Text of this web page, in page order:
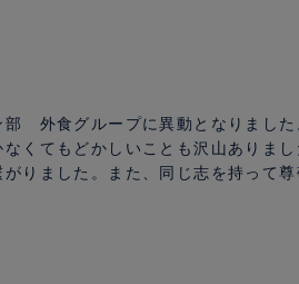
外食グループに異動となりまし
くてもどかしいことも沢山ありま
りました。また、同じ志を持って